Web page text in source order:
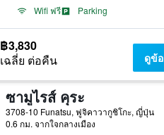
Wifi ฟรี
Parking
฿3,830
เฉลี่ย ต่อคืน ดูข้
ซามูไรส์ คุระ
3708-10 Funatsu, ฟูจิคาวากูชิโกะ, ญี่ปุ่น
0.6 กม. จากใจกลางเมือง